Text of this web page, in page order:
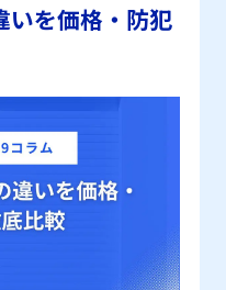
いを価格・防犯